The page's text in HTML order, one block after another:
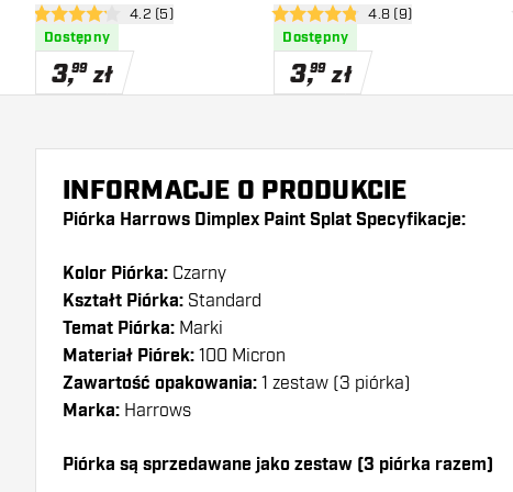
otwórz panel recenzji
4.2 gwiazdki oceny
4.2 (5)
Dostępny
3,99 zł
otwórz panel recenzji
4.8 gwiazdki oceny
4.8 (9)
Dostępny
3,99 zł
INFORMACJE O PRODUKCIE
Piórka Harrows Dimplex Paint Splat Specyfikacje:
Kolor Piórka: Czarny
Kształt Piórka: Standard
Temat Piórka: Marki
Materiał Piórek: 100 Micron
Zawartość opakowania: 1 zestaw (3 piórka)
Marka: Harrows
Piórka są sprzedawane jako zestaw (3 piórka razem)